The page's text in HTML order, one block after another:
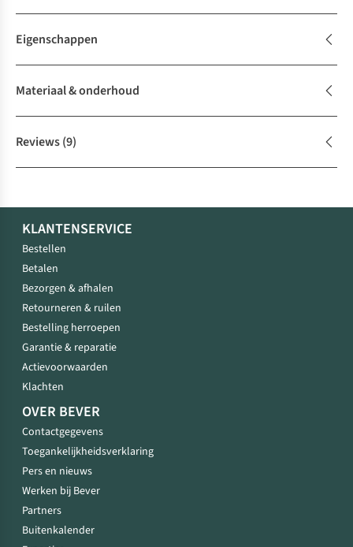
Eigenschappen
Materiaal & onderhoud
Reviews(9)
KLANTENSERVICE
Bestellen
Betalen
Bezorgen & afhalen
Retourneren & ruilen
Bestelling herroepen
Garantie & reparatie
Actievoorwaarden
Klachten
OVER BEVER
Contactgegevens
Toegankelijkheidsverklaring
Pers en nieuws
Werken bij Bever
Partners
Buitenkalender